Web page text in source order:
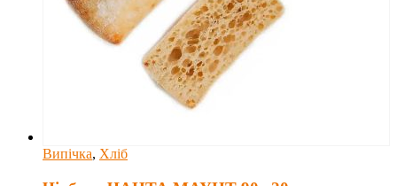
Випічка, Хліб